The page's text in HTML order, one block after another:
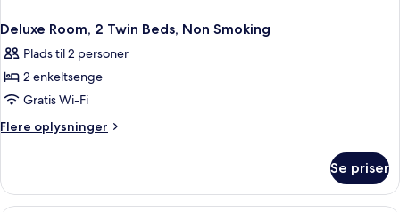
Deluxe Room, 2 Twin Beds, Non Smoking
Plads til 2 personer
2 enkeltsenge
Gratis Wi-Fi
Flere oplysninger
Flere
Room,
Se priser